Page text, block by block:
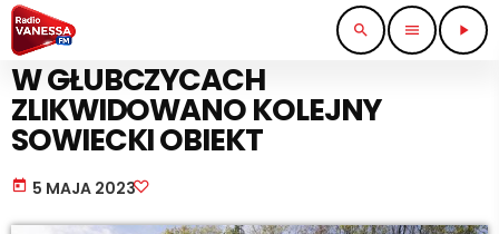
search menu play_arrow
PRACA I BIZNES
W GŁUBCZYCACH
ZLIKWIDOWANO KOLEJNY
SOWIECKI OBIEKT
today 5 MAJA 2023